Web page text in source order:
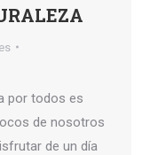
por todos es
de nosotros
de un día